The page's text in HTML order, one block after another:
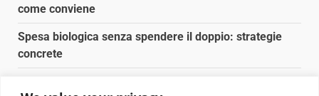
come conviene
Spesa biologica senza spendere il doppio: strategie
concrete